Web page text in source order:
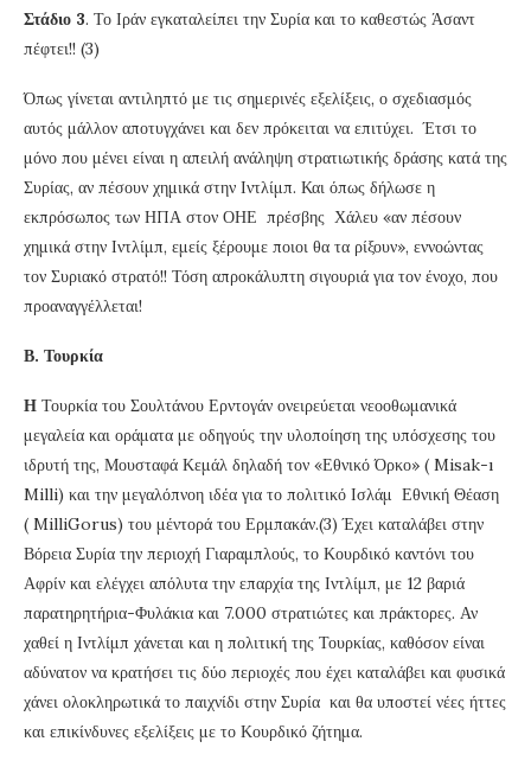
Στάδιο 3. Το Ιράν εγκαταλείπει την Συρία και το καθεστώς Άσαντ
πέφτει!! (3)
Όπως γίνεται αντιληπτό με τις σημερινές εξελίξεις, ο σχεδιασμός
αυτός μάλλον αποτυγχάνει και δεν πρόκειται να επιτύχει. Έτσι το
μόνο που μένει είναι η απειλή ανάληψη στρατιωτικής δράσης κατά της
Συρίας, αν πέσουν χημικά στην Ιντλίμπ. Και όπως δήλωσε η
εκπρόσωπος των ΗΠΑ στον ΟΗΕ πρέσβης Χάλευ «αν πέσουν
χημικά στην Ιντλίμπ, εμείς ξέρουμε ποιοι θα τα ρίξουν», εννοώντας
τον Συριακό στρατό!! Τόση απροκάλυπτη σιγουριά για τον ένοχο, που
προαναγγέλλεται!
Β. Τουρκία
Η Τουρκία του Σουλτάνου Ερντογάν ονειρεύεται νεοοθωμανικά
μεγαλεία και οράματα με οδηγούς την υλοποίηση της υπόσχεσης του
ιδρυτή της, Μουσταφά Κεμάλ δηλαδή τον «Εθνικό Όρκο» ( Misak-ı
Milli) και την μεγαλόπνοη ιδέα για το πολιτικό Ισλάμ Εθνική Θέαση
( MilliGorus) του μέντορά του Ερμπακάν.(3) Έχει καταλάβει στην
Βόρεια Συρία την περιοχή Γιαραμπλούς, το Κουρδικό καντόνι του
Αφρίν και ελέγχει απόλυτα την επαρχία της Ιντλίμπ, με 12 βαριά
παρατηρητήρια-Φυλάκια και 7.000 στρατιώτες και πράκτορες. Αν
χαθεί η Ιντλίμπ χάνεται και η πολιτική της Τουρκίας, καθόσον είναι
αδύνατον να κρατήσει τις δύο περιοχές που έχει καταλάβει και φυσικά
χάνει ολοκληρωτικά το παιχνίδι στην Συρία και θα υποστεί νέες ήττες
και επικίνδυνες εξελίξεις με το Κουρδικό ζήτημα.